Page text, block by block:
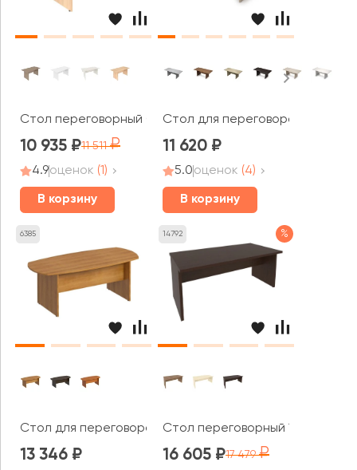
Стол переговорный Стайл Систем / Style System
10 935 11 511
4.9оценок (1)
В корзину
Стол для переговоров
11 620
5.0оценок (4)
В корзину
6385
Стол для переговоров ФР 154 Formula
13 346
14792 %
Стол переговорный
16 605 17 479